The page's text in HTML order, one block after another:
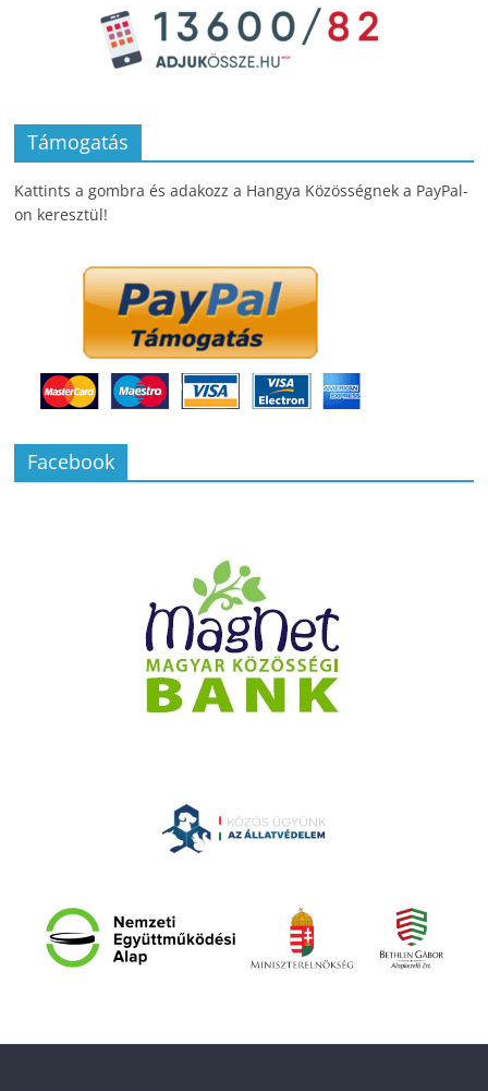
Támogatás
Kattints a gombra és adakozz a Hangya Közösségnek a PayPal-
on keresztül!
Facebook